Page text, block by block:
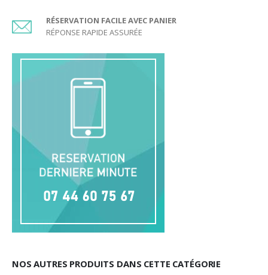
RÉSERVATION FACILE AVEC PANIER
RÉPONSE RAPIDE ASSURÉE
NOS AUTRES PRODUITS DANS CETTE CATÉGORIE